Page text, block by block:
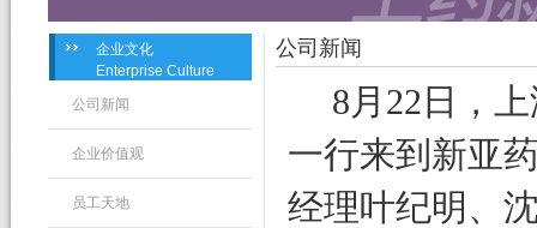
企业文化
Enterprise Culture
公司新闻
企业价值观
员工天地
公司新闻
8 月 22 日
，
一行来到新亚
经理叶纪明、